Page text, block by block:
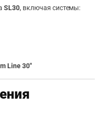
SL30, включая системы:
Line 30″